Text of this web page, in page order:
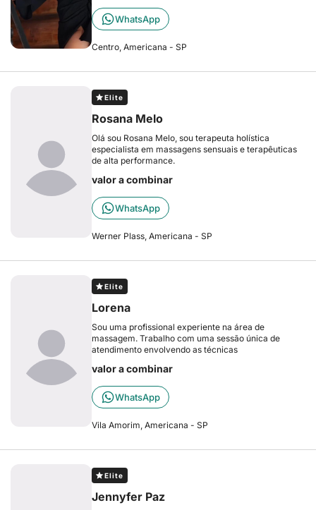
WhatsApp
Centro, Americana - SP
Elite
Rosana Melo
Olá sou Rosana Melo, sou terapeuta holística
especialista em massagens sensuais e terapêuticas
de alta performance.
valor a combinar
WhatsApp
Werner Plass, Americana - SP
Elite
Lorena
Sou uma profissional experiente na área de
massagem. Trabalho com uma sessão única de
atendimento envolvendo as técnicas
valor a combinar
WhatsApp
Vila Amorim, Americana - SP
Elite
Jennyfer Paz